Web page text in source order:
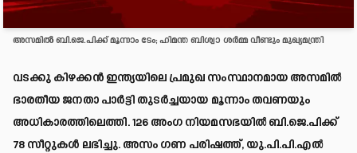
അസമിൽ ബി.ജെ.പിക്ക് മൂന്നാം ടേം; ഹിമന്ത ബിശ്വാ ശർമ്മ വീണ്ടും മുഖ്യമന്ത്രി
വടക്കു കിഴക്കൻ ഇന്ത്യയിലെ പ്രമുഖ സംസ്ഥാനമായ അസമിൽ
ഭാരതീയ ജനതാ പാർട്ടി തുടർച്ചയായ മൂന്നാം തവണയും
അധികാരത്തിലെത്തി. 126 അംഗ നിയമസഭയിൽ ബി.ജെ.പിക്ക്
78 സീറ്റുകൾ ലഭിച്ചു. അസം ഗണ പരിഷത്ത്, യു.പി.പി.എൽ